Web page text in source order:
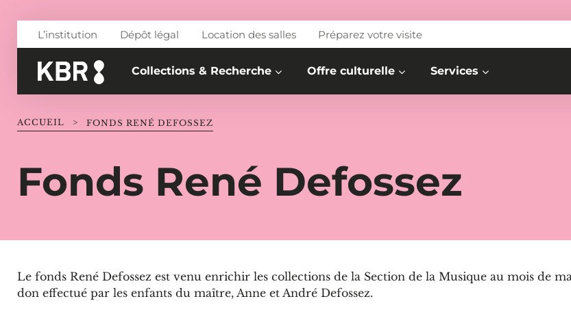
L’institution Dépôt légal Location des salles Préparez votre visite
Collections & Recherche Offre culturelle Services
Fonds René Defossez
ACCUEIL > FONDS RENÉ DEFOSSEZ
Le fonds René Defossez est venu enrichir les collections de la Section de la Musique au mois de
don effectué par les enfants du maître, Anne et André Defossez.